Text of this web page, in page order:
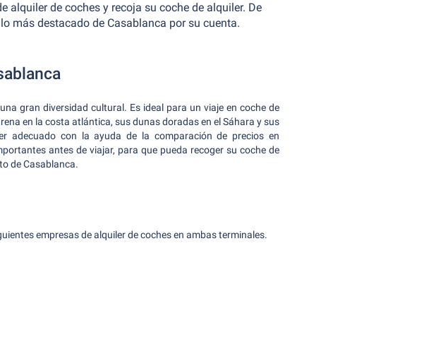
alquiler de coches y recoja su coche de alquiler. De
más destacado de Casablanca por su cuenta.
gran diversidad cultural. Es ideal para un viaje en coche de
en la costa atlántica, sus dunas doradas en el Sáhara y sus
adecuado con la ayuda de la comparación de precios en
antes de viajar, para que pueda recoger su coche de
de Casablanca.
empresas de alquiler de coches en ambas terminales.